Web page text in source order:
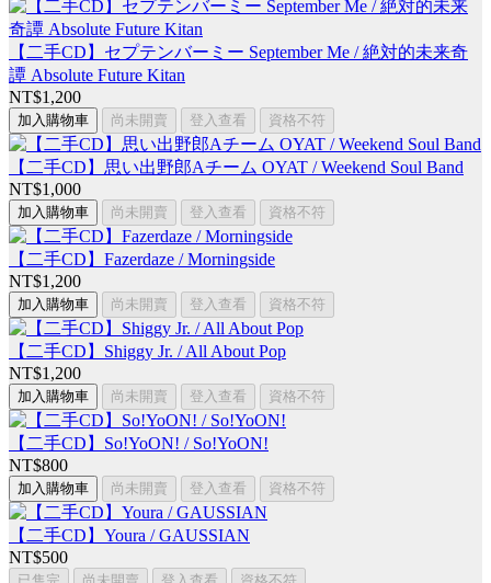
【二手CD】セプテンバーミー September Me / 絶対的未来奇
譚 Absolute Future Kitan
NT$1,200
加入購物車 尚未開賣 登入查看 資格不符
【二手CD】思い出野郎Aチーム OYAT / Weekend Soul Band
NT$1,000
加入購物車 尚未開賣 登入查看 資格不符
【二手CD】Fazerdaze / Morningside
NT$1,200
加入購物車 尚未開賣 登入查看 資格不符
【二手CD】Shiggy Jr. / All About Pop
NT$1,200
加入購物車 尚未開賣 登入查看 資格不符
【二手CD】So!YoON! / So!YoON!
NT$800
加入購物車 尚未開賣 登入查看 資格不符
【二手CD】Youra / GAUSSIAN
NT$500